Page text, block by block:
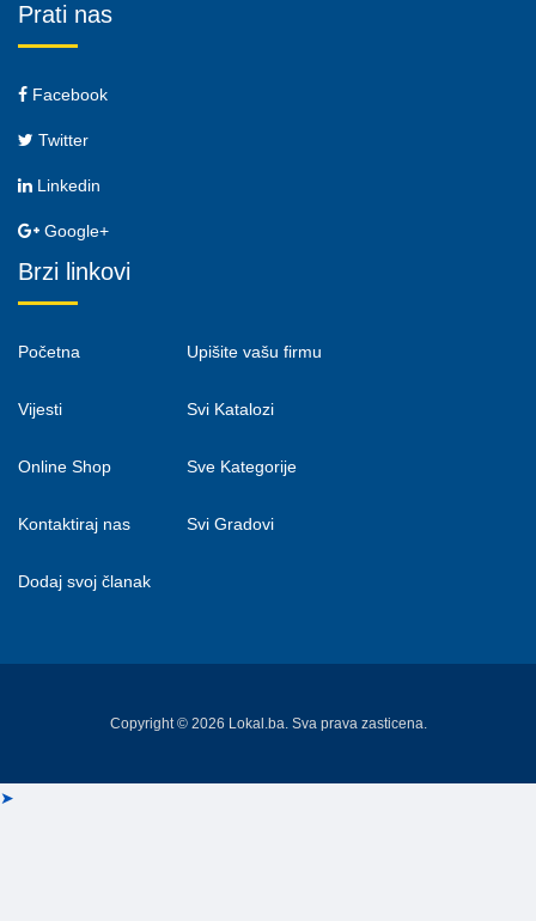
Prati nas
Facebook
Twitter
Linkedin
Google+
Brzi linkovi
Početna
Vijesti
Online Shop
Kontaktiraj nas
Dodaj svoj članak
Upišite vašu firmu
Svi Katalozi
Sve Kategorije
Svi Gradovi
Copyright © 2026 Lokal.ba. Sva prava zasticena.
➤